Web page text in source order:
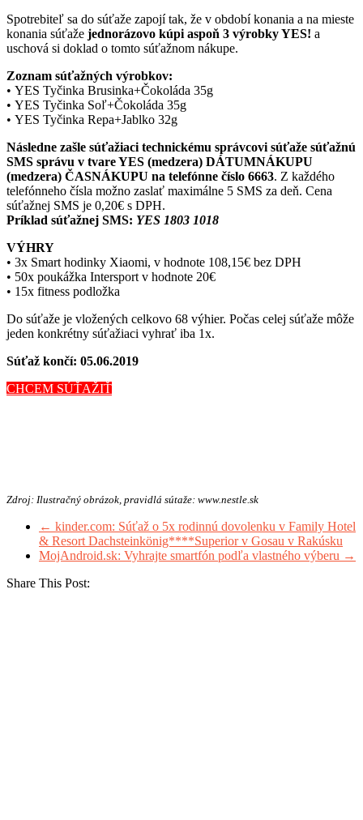
Spotrebiteľ sa do súťaže zapojí tak, že v období konania a na mieste
konania súťaže jednorázovo kúpi aspoň 3 výrobky YES! a
uschová si doklad o tomto súťažnom nákupe.
Zoznam súťažných výrobkov:
• YES Tyčinka Brusinka+Čokoláda 35g
• YES Tyčinka Soľ+Čokoláda 35g
• YES Tyčinka Repa+Jablko 32g
Následne zašle súťažiaci technickému správcovi súťaže súťažnú
SMS správu v tvare YES (medzera) DÁTUMNÁKUPU
(medzera) ČASNÁKUPU na telefónne číslo 6663. Z každého
telefónneho čísla možno zaslať maximálne 5 SMS za deň. Cena
súťažnej SMS je 0,20€ s DPH.
Príklad súťažnej SMS: YES 1803 1018
VÝHRY
• 3x Smart hodinky Xiaomi, v hodnote 108,15€ bez DPH
• 50x poukážka Intersport v hodnote 20€
• 15x fitness podložka
Do súťaže je vložených celkovo 68 výhier. Počas celej súťaže môže
jeden konkrétny súťažiaci vyhrať iba 1x.
Súťaž končí: 05.06.2019
CHCEM SÚŤAŽIŤ
Zdroj: Ilustračný obrázok, pravidlá sútaže: www.nestle.sk
← kinder.com: Súťaž o 5x rodinnú dovolenku v Family Hotel
& Resort Dachsteinkönig****Superior v Gosau v Rakúsku
MojAndroid.sk: Vyhrajte smartfón podľa vlastného výberu →
Share This Post: